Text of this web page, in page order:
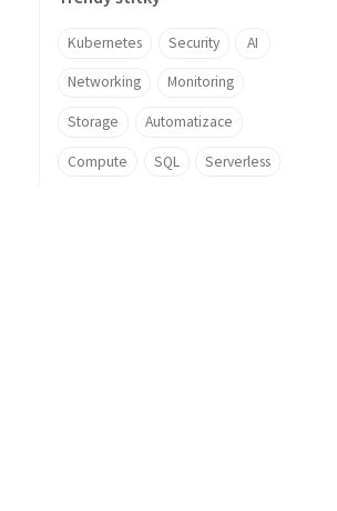
Kubernetes Security AI
Networking Monitoring
Storage Automatizace
Compute SQL Serverless